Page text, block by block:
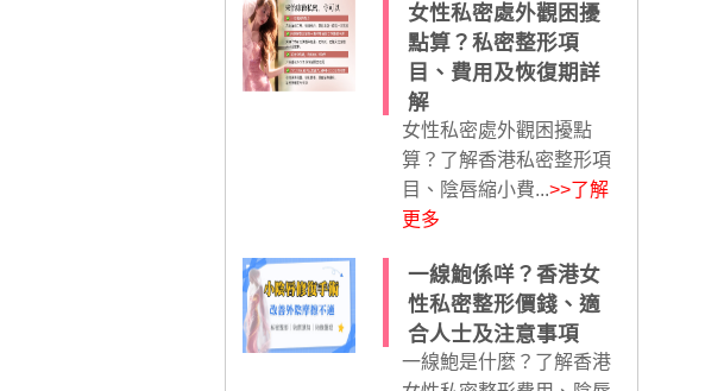
女性私密處外觀困擾
點算？私密整形項
目、費用及恢復期詳
解
女性私密處外觀困擾點
算？了解香港私密整形項
目、陰唇縮小費...>>了解
更多
一線鮑係咩？香港女
性私密整形價錢、適
合人士及注意事項
一線鮑是什麼？了解香港